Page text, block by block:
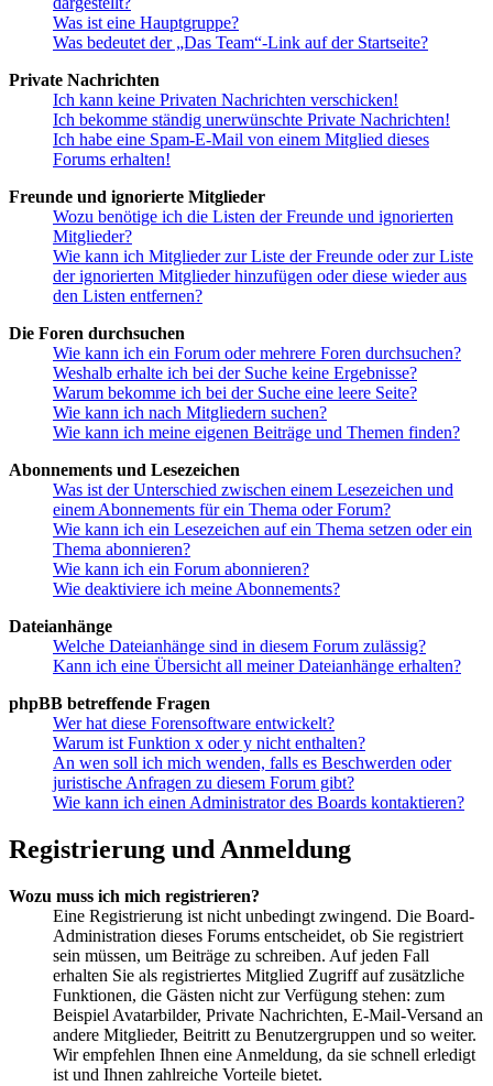
Was ist eine Hauptgruppe?
Was bedeutet der „Das Team“-Link auf der Startseite?
Private Nachrichten
Ich kann keine Privaten Nachrichten verschicken!
Ich bekomme ständig unerwünschte Private Nachrichten!
Ich habe eine Spam-E-Mail von einem Mitglied dieses
Forums erhalten!
Freunde und ignorierte Mitglieder
Wozu benötige ich die Listen der Freunde und ignorierten
Mitglieder?
Wie kann ich Mitglieder zur Liste der Freunde oder zur Liste
der ignorierten Mitglieder hinzufügen oder diese wieder aus
den Listen entfernen?
Die Foren durchsuchen
Wie kann ich ein Forum oder mehrere Foren durchsuchen?
Weshalb erhalte ich bei der Suche keine Ergebnisse?
Warum bekomme ich bei der Suche eine leere Seite?
Wie kann ich nach Mitgliedern suchen?
Wie kann ich meine eigenen Beiträge und Themen finden?
Abonnements und Lesezeichen
Was ist der Unterschied zwischen einem Lesezeichen und
einem Abonnements für ein Thema oder Forum?
Wie kann ich ein Lesezeichen auf ein Thema setzen oder ein
Thema abonnieren?
Wie kann ich ein Forum abonnieren?
Wie deaktiviere ich meine Abonnements?
Dateianhänge
Welche Dateianhänge sind in diesem Forum zulässig?
Kann ich eine Übersicht all meiner Dateianhänge erhalten?
phpBB betreffende Fragen
Wer hat diese Forensoftware entwickelt?
Warum ist Funktion x oder y nicht enthalten?
An wen soll ich mich wenden, falls es Beschwerden oder
juristische Anfragen zu diesem Forum gibt?
Wie kann ich einen Administrator des Boards kontaktieren?
Registrierung und Anmeldung
Wozu muss ich mich registrieren?
Eine Registrierung ist nicht unbedingt zwingend. Die Board-
Administration dieses Forums entscheidet, ob Sie registriert
sein müssen, um Beiträge zu schreiben. Auf jeden Fall
erhalten Sie als registriertes Mitglied Zugriff auf zusätzliche
Funktionen, die Gästen nicht zur Verfügung stehen: zum
Beispiel Avatarbilder, Private Nachrichten, E-Mail-Versand an
andere Mitglieder, Beitritt zu Benutzergruppen und so weiter.
Wir empfehlen Ihnen eine Anmeldung, da sie schnell erledigt
ist und Ihnen zahlreiche Vorteile bietet.